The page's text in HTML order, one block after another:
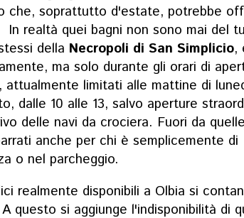
che, soprattutto d'estate, potrebbe
realtà quei bagni non sono mai del
della Necropoli di San Simplicio,
ma solo durante gli orari di
attualmente limitati alle mattine di
dalle 10 alle 13, salvo aperture
delle navi da crociera. Fuori da
anche per chi è semplicemente di
o nel parcheggio.
realmente disponibili a Olbia si
questo si aggiunge l'indisponibilità di